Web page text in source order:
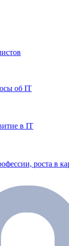
об IT
в IT
роста в